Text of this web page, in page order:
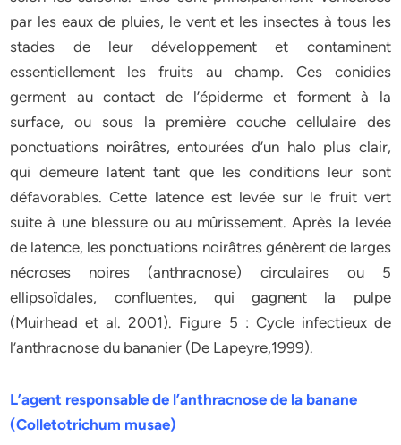
par les eaux de pluies, le vent et les insectes à tous les
stades de leur développement et contaminent
essentiellement les fruits au champ. Ces conidies
germent au contact de l’épiderme et forment à la
surface, ou sous la première couche cellulaire des
ponctuations noirâtres, entourées d’un halo plus clair,
qui demeure latent tant que les conditions leur sont
défavorables. Cette latence est levée sur le fruit vert
suite à une blessure ou au mûrissement. Après la levée
de latence, les ponctuations noirâtres génèrent de larges
nécroses noires (anthracnose) circulaires ou 5
ellipsoïdales, confluentes, qui gagnent la pulpe
(Muirhead et al. 2001). Figure 5 : Cycle infectieux de
l’anthracnose du bananier (De Lapeyre,1999).
L’agent responsable de l’anthracnose de la banane
(Colletotrichum musae)